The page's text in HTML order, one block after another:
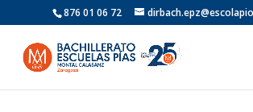
876 01 06 72